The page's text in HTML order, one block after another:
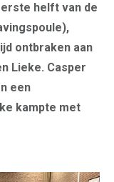
helft van de
ontbraken aan
Lieke. Casper
een
kampte met